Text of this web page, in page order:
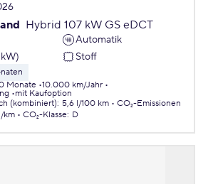
Hybrid 107 kW GS eDCT
Automatik
Stoff
Monate 10.000 km/Jahr
mit Kaufoption
(kombiniert): 5,6 l/100 km
CO₂-Emissionen
km CO₂-Klasse: D